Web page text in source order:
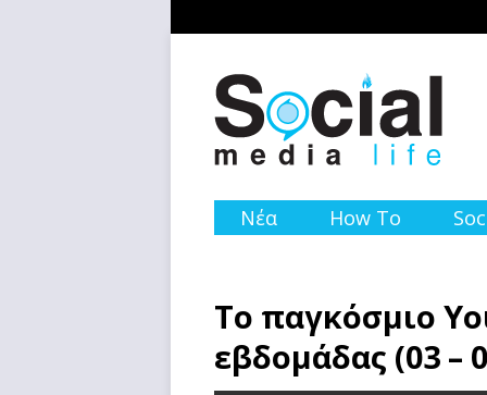
Νέα How To
Το παγκόσμιο
εβδομάδας (03 –